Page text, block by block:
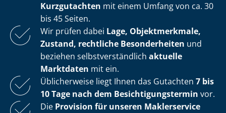
Kurzgutachten mit einem Umfang von ca. 30
bis 45 Seiten.
Wir prüfen dabei Lage, Objektmerkmale,
Zustand, rechtliche Besonderheiten und
beziehen selbst­ver­ständ­lich aktuelle
Marktdaten mit ein.
Üblicherweise liegt Ihnen das Gutachten 7 bis
10 Tage nach dem Be­sich­ti­gungs­ter­min vor.
Die Provision für unseren Maklerservice